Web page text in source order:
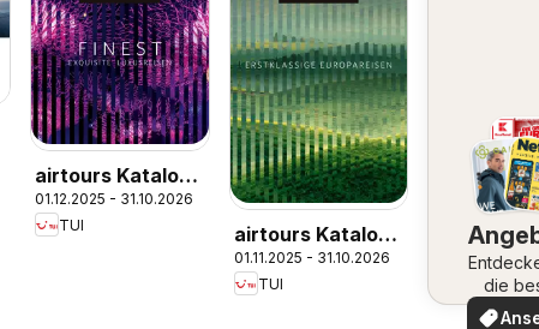
airtours Katalog
Finest 2025/26
01.12.2025 - 31.10.2026
TUI
airtours Katalog
Europareisen
2025/26
01.11.2025 - 31.10.2026
TUI
die